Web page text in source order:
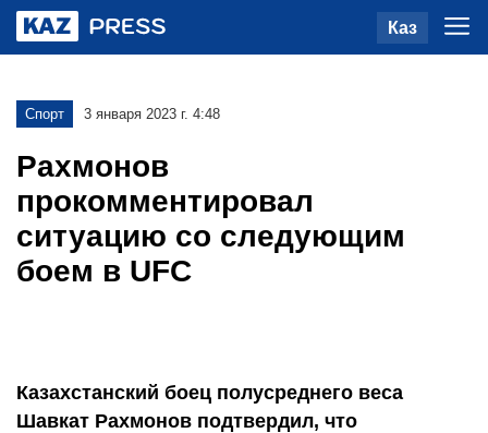
Каз
Спорт 3 января 2023 г. 4:48
Рахмонов
прокомментировал
ситуацию со следующим
боем в UFC
Казахстанский боец полусреднего веса
Шавкат Рахмонов подтвердил, что